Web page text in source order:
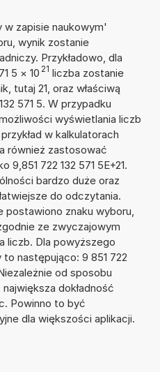
zapisie naukowym'
wynik zostanie
Przykładowo, dla
5 × 10 21 liczba zostanie
tutaj 21, oraz właściwą
571 5. W przypadku
wyświetlania liczb
w kalkulatorach
również zastosować
9,851 722 132 571 5E+21.
bardzo duże oraz
do odczytania.
znaku wyboru,
ze zwyczajowym
liczb. Dla powyższego
to następująco: 9 851 722
od sposobu
dokładność
Powinno to być
dla większości aplikacji.